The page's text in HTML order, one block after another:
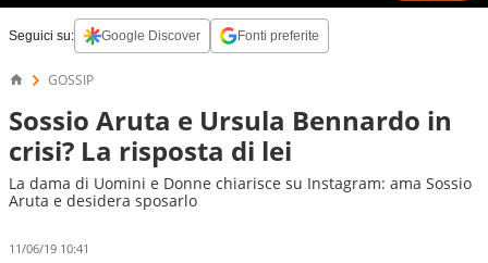
Seguici su: Google Discover Fonti preferite
GOSSIP
Sossio Aruta e Ursula Bennardo in
crisi? La risposta di lei
La dama di Uomini e Donne chiarisce su Instagram: ama Sossio
Aruta e desidera sposarlo
11/06/19 10:41